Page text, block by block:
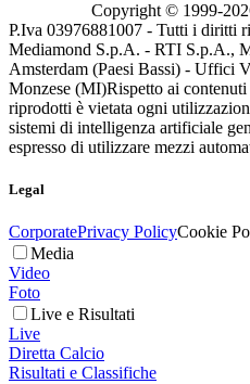
Copyright © 1999-
P.Iva 03976881007 - Tutti i diritti
Mediamond S.p.A. - RTI S.p.A.,
Amsterdam (Paesi Bassi) - Uffici
Monzese (MI)Rispetto ai
riprodotti è vietata ogni
sistemi di intelligenza artificiale
espresso di utilizzare mezzi
Legal
CorporatePrivacy PolicyCookie
Media
Video
Foto
Live e Risultati
Live
Diretta Calcio
Risultati e Classifiche